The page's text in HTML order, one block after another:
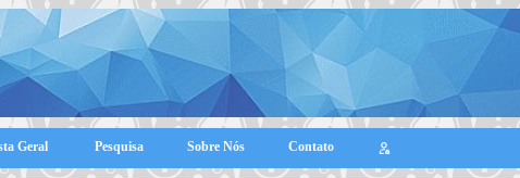
Geral Pesquisa Sobre Nós Contato